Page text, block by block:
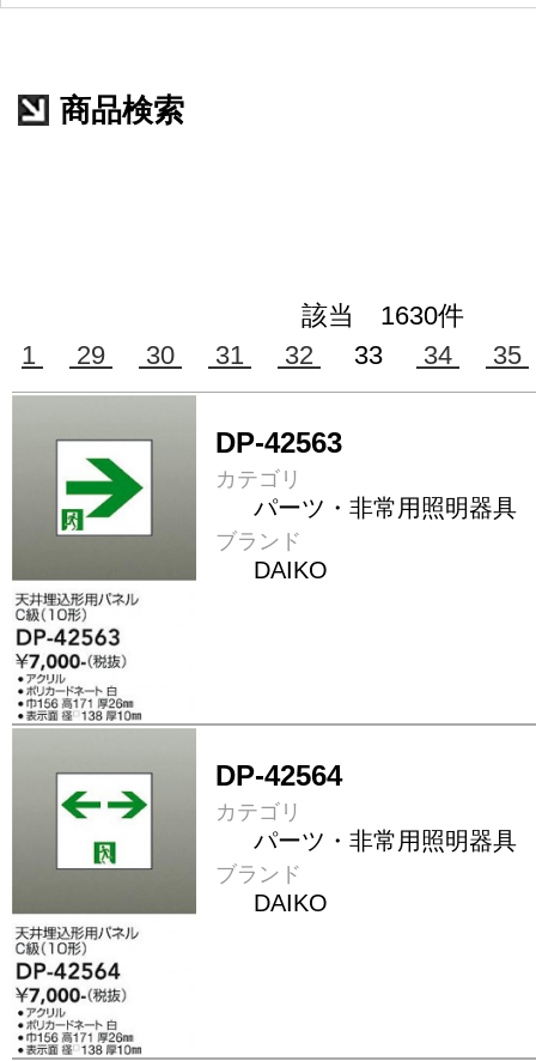
商品検索
該当 1630件
1
29 30 31 32 33 34 35
DP-42563
カテゴリ
パーツ・非常用照明器具
ブランド
DAIKO
DP-42564
カテゴリ
パーツ・非常用照明器具
ブランド
DAIKO